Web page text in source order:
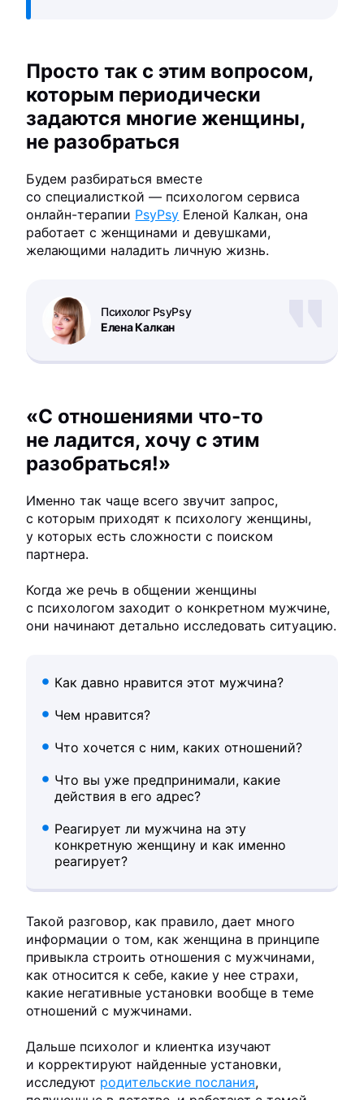
Просто так с этим вопросом,
которым периодически
задаются многие женщины,
не разобраться
Будем разбираться вместе
со специалисткой — психологом сервиса
онлайн-терапии PsyPsy Еленой Калкан, она
работает с женщинами и девушками,
желающими наладить личную жизнь.
Елена Калкан
Психолог PsyPsy
«С отношениями что-то
не ладится, хочу с этим
разобраться!»
Именно так чаще всего звучит запрос,
с которым приходят к психологу женщины,
у которых есть сложности с поиском
партнера.
Когда же речь в общении женщины
с психологом заходит о конкретном мужчине,
они начинают детально исследовать ситуацию.
Как давно нравится этот мужчина?
Чем нравится?
Что хочется с ним, каких отношений?
Что вы уже предпринимали, какие
действия в его адрес?
Реагирует ли мужчина на эту
конкретную женщину и как именно
реагирует?
Такой разговор, как правило, дает много
информации о том, как женщина в принципе
привыкла строить отношения с мужчинами,
как относится к себе, какие у нее страхи,
какие негативные установки вообще в теме
отношений с мужчинами.
Дальше психолог и клиентка изучают
и корректируют найденные установки,
исследуют родительские послания,